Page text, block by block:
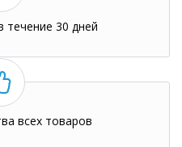
течение 30 дней
всех товаров